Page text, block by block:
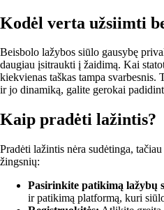
Kodėl verta užsiimti
Beisbolo lažybos siūlo gausybę
daugiau įsitraukti į žaidimą. Kai
kiekvienas taškas tampa svarbesnis.
ir jo dinamiką, galite gerokai
Kaip pradėti lažintis?
Pradėti lažintis nėra sudėtinga,
žingsnių:
Pasirinkite patikimą lažybų
ir patikimą platformą, kuri